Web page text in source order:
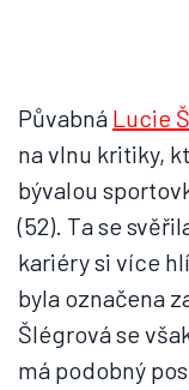
Půvabná Lucie
na vlnu kritiky,
bývalou
(52). Ta se
kariéry si více
byla označena
Šlégrová se
má podobný